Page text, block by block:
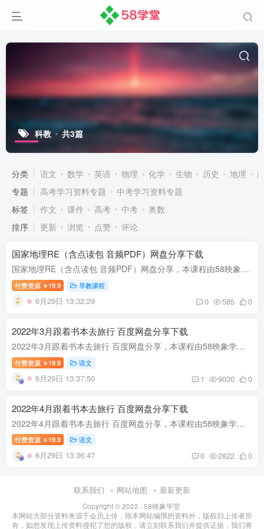
科教 共3篇
分类 语文 数学 英语 物理 化学 生物 历史 地理
专题
高考学习资料专题
中考学习资料专题
标签
作文 课件 高考 中考
奥数
排序
更新 浏览 点赞 评论
国家地理RE（含点读包 音频PDF）网盘分享下载
国家地理RE（含点读包 音频PDF）网盘分享，本课程由58映象学堂资源网收集整理。 国家地理RE，含点读包、音频PDF，网盘分享地理科教英语课程9.39G标清视频。 资源目录 Reading explore 配套原版m...
付费资源 ￥ 19.9 早教课程
6月29日 13:32:29 0 585 0
2022年3月跟着书本去旅行 百度网盘分享下载
2022年3月跟着书本去旅行 百度网盘分享，本课程由58映象学堂资源网收集整理。2022年3月跟着书本去旅行，百度网盘小学科学教育课程8.14G高清视频。华灯初上，“书本旅行团”来到了国家动物博物馆...
付费资源 ￥ 19.9 语文
6月29日 13:37:50 1 9030 0
2022年4月跟着书本去旅行 百度网盘分享下载
2022年4月跟着书本去旅行 百度网盘分享，本课程由58映象学堂资源网收集整理。 2022年4月跟着书本去旅行，百度网盘小学科学教育课程5.44G高清视频。 法国昆虫学家法布尔在《昆虫记》中写道：“尽...
付费资源 ￥ 19.9 语文
6月29日 13:36:47 0 2822 0
联系我们 网站地图 最新更新
Copyright © 2022 · 58映象学堂
本网站大部分资料来源于会员上传，除本网站编撰的资料外，版权归上传者所
有，如您发现上传资料侵犯了您的版权，请立刻联系我们并提供证据，我们将